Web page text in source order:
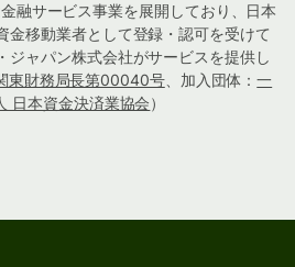
融サービス事業を展開しており、日本
金移動業者として登録・認可を受けて
ジャパン株式会社がサービスを提供し
東財務局長第00040号、加入団体：一
日本資金決済業協会）